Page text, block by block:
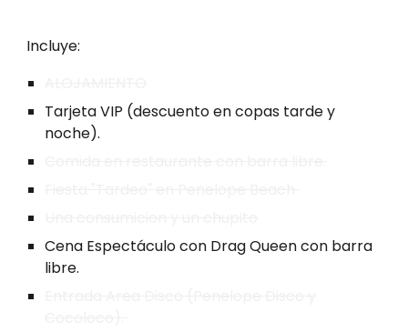
Incluye:
Tarjeta VIP (descuento en copas tarde y
noche).
Cena Espectáculo con Drag Queen con barra
libre.